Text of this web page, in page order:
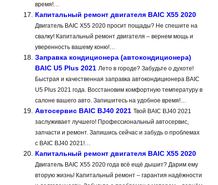
время!…
Капитальный ремонт двигателя BAIC X55 2020
Двигатель BAIC X55 2020 просит пощады? Не спешите на
свалку! Капитальный ремонт двигателя – вернем мощь и
уверенность вашему коню!…
Заправка кондиционера (автокондиционера)
BAIC U5 Plus 2021 Лето в городе? Забудьте о духоте!
Быстрая и качественная заправка автокондиционера BAIC
U5 Plus 2021 года. Восстановим комфортную температуру в
салоне вашего авто. Запишитесь на удобное время!…
Автосервис BAIC BJ40 2021 Твой BAIC BJ40 2021
заслуживает лучшего! Профессиональный автосервис,
запчасти и ремонт. Запишись сейчас и забудь о проблемах
с BAIC BJ40 2021!…
Капитальный ремонт двигателя BAIC X55 2020
Двигатель BAIC X55 2020 года всё ещё дышит? Дарим ему
вторую жизнь! Капитальный ремонт – гарантия надёжности